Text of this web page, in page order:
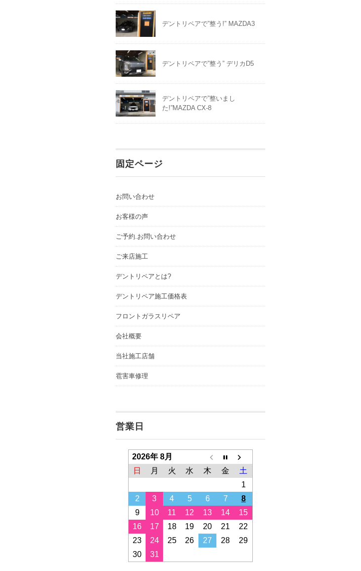
デントリペアで”整う!” MAZDA3
デントリペアで”整う” デリカD5
デントリペアで”整いまし
た!”MAZDA CX-8
固定ページ
お問い合わせ
お客様の声
ご予約.お問い合わせ
ご来店施工
デントリペアとは?
デントリペア施工価格表
フロントガラスリペア
会社概要
当社施工店舗
雹害車修理
営業日
2026年 8月
日
月 火 水 木 金
土
1
2
3 4 5 6 7
8
9
10 11 12 13 14
15
16
17 18 19 20 21
22
23
24 25 26 27 28
29
30
31